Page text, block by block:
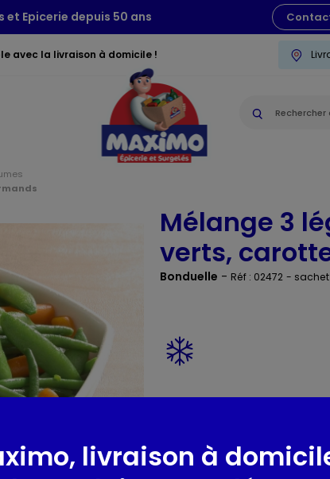
Epicerie depuis 50 ans
avec la livraison à domicile !
Mélange 3
verts,
Bonduelle - Réf : 02472 - sachet
votre assiette le goût et les
minutes. Cette recette
livraison à